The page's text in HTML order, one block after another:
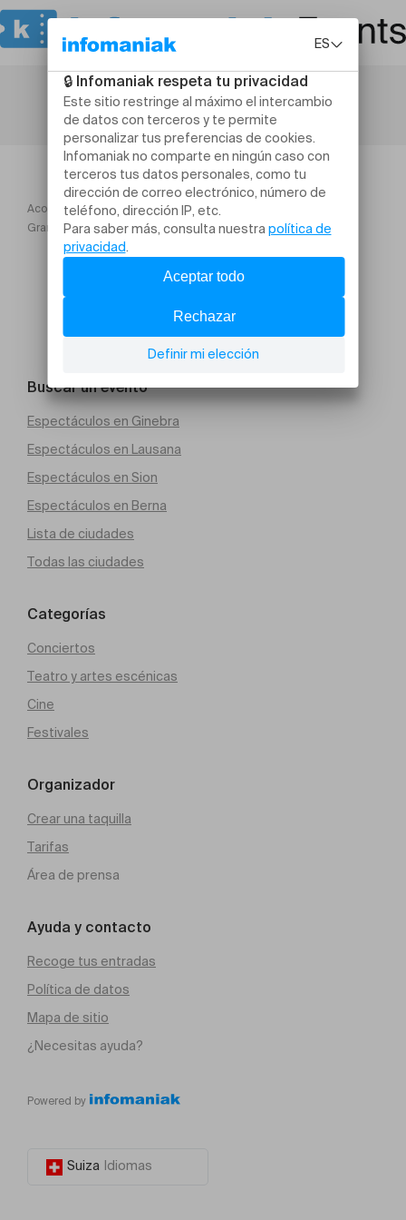
Acogida
Grand bal de Lausanne avec A2PasDuPont + LeBalRondarTe
Buscar un evento
Espectáculos en Ginebra
Espectáculos en Lausana
Espectáculos en Sion
Espectáculos en Berna
Lista de ciudades
Todas las ciudades
Categorías
Conciertos
Teatro y artes escénicas
Cine
Festivales
Organizador
Crear una taquilla
Tarifas
Área de prensa
Ayuda y contacto
Recoge tus entradas
Política de datos
Mapa de sitio
¿Necesitas ayuda?
Powered by
Suiza Idiomas